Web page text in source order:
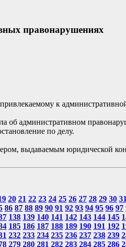
правонарушениях
к
об административном
по делу.
выдаваемым юридической
20 21 22 23 24 25 26 27 28 29 30 31
86 87 88 89 90 91 92 93 94 95 96 97
138 139 140 141 142 143 144 145
185 186 187 188 189 190 191 192
232 233 234 235 236 237 238 239
279 280 281 282 283 284 285 286